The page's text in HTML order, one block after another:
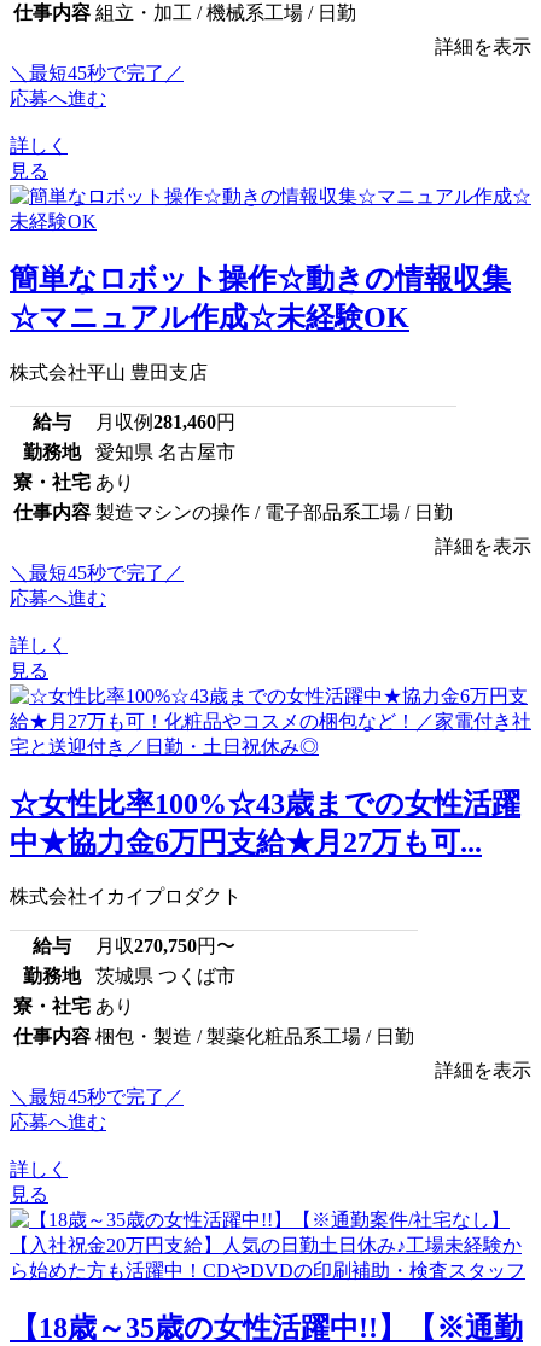
仕事内容 組立・加工 / 機械系工場 / 日勤
詳細を表示
＼最短45秒で完了／
応募へ進む
詳しく
見る
簡単なロボット操作☆動きの情報収集
☆マニュアル作成☆未経験OK
株式会社平山 豊田支店
給与 月収例281,460円
勤務地
愛知県 名古屋市
寮・社宅 あり
仕事内容 製造マシンの操作 / 電子部品系工場 / 日勤
詳細を表示
＼最短45秒で完了／
応募へ進む
詳しく
見る
☆女性比率100%☆43歳までの女性活躍
中★協力金6万円支給★月27万も可...
株式会社イカイプロダクト
給与 月収270,750円〜
勤務地
茨城県 つくば市
寮・社宅 あり
仕事内容 梱包・製造 / 製薬化粧品系工場 / 日勤
詳細を表示
＼最短45秒で完了／
応募へ進む
詳しく
見る
【18歳～35歳の女性活躍中!!】【※通勤